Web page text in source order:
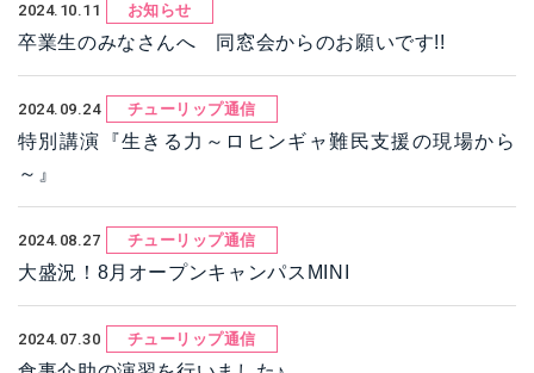
2024.10.11 お知らせ
卒業生のみなさんへ 同窓会からのお願いです!!
2024.09.24 チューリップ通信
特別講演『生きる力～ロヒンギャ難民支援の現場から
～』
2024.08.27 チューリップ通信
大盛況！8月オープンキャンパスMINI
2024.07.30 チューリップ通信